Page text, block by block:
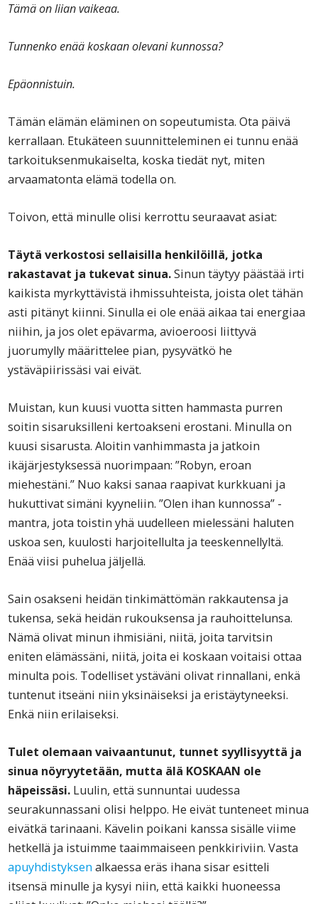
Tämä on liian vaikeaa.
Tunnenko enää koskaan olevani kunnossa?
Epäonnistuin.
Tämän elämän eläminen on sopeutumista. Ota päivä
kerrallaan. Etukäteen suunnitteleminen ei tunnu enää
tarkoituksenmukaiselta, koska tiedät nyt, miten
arvaamatonta elämä todella on.
Toivon, että minulle olisi kerrottu seuraavat asiat:
Täytä verkostosi sellaisilla henkilöillä, jotka
rakastavat ja tukevat sinua.Sinun täytyy päästää irti
kaikista myrkyttävistä ihmissuhteista, joista olet tähän
asti pitänyt kiinni. Sinulla ei ole enää aikaa tai energiaa
niihin, ja jos olet epävarma, avioeroosi liittyvä
juorumylly määrittelee pian, pysyvätkö he
ystäväpiirissäsi vai eivät.
Muistan, kun kuusi vuotta sitten hammasta purren
soitin sisaruksilleni kertoakseni erostani. Minulla on
kuusi sisarusta. Aloitin vanhimmasta ja jatkoin
ikäjärjestyksessä nuorimpaan: ”Robyn, eroan
miehestäni.” Nuo kaksi sanaa raapivat kurkkuani ja
hukuttivat simäni kyyneliin. ”Olen ihan kunnossa” -
mantra, jota toistin yhä uudelleen mielessäni haluten
uskoa sen, kuulosti harjoitellulta ja teeskennellyltä.
Enää viisi puhelua jäljellä.
Sain osakseni heidän tinkimättömän rakkautensa ja
tukensa, sekä heidän rukouksensa ja rauhoittelunsa.
Nämä olivat minun ihmisiäni, niitä, joita tarvitsin
eniten elämässäni, niitä, joita ei koskaan voitaisi ottaa
minulta pois. Todelliset ystäväni olivat rinnallani, enkä
tuntenut itseäni niin yksinäiseksi ja eristäytyneeksi.
Enkä niin erilaiseksi.
Tulet olemaan vaivaantunut, tunnet syyllisyyttä ja
sinua nöyryytetään, mutta älä KOSKAAN ole
häpeissäsi. Luulin, että sunnuntai uudessa
seurakunnassani olisi helppo. He eivät tunteneet minua
eivätkä tarinaani. Kävelin poikani kanssa sisälle viime
hetkellä ja istuimme taaimmaiseen penkkiriviin. Vasta
apuyhdistyksen alkaessa eräs ihana sisar esitteli
itsensä minulle ja kysyi niin, että kaikki huoneessa